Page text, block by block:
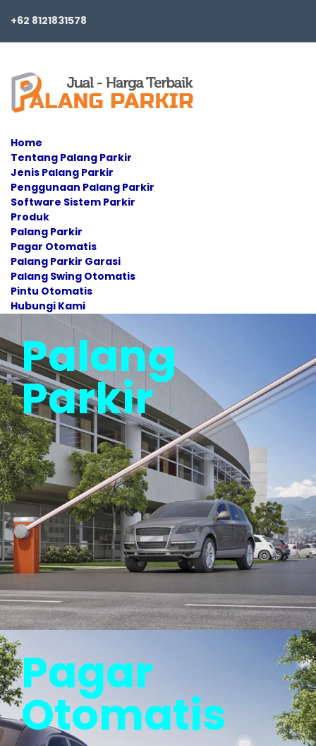
+62 8121831578
Home
Tentang Palang Parkir
Jenis Palang Parkir
Penggunaan Palang Parkir
Software Sistem Parkir
Produk
Palang Parkir
Pagar Otomatis
Palang Parkir Garasi
Palang Swing Otomatis
Pintu Otomatis
Hubungi Kami
Palang
Parkir
Pagar
Otomatis